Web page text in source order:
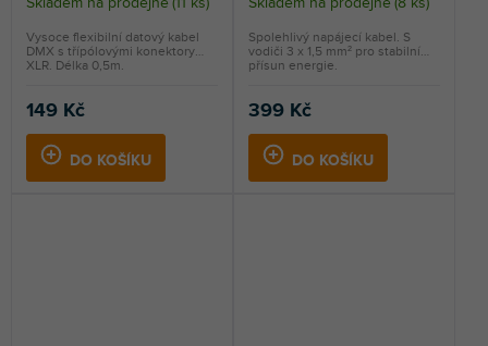
149 Kč
DO KOŠÍKU
Vysoce flexibilní datový kabel
DMX s třípólovými konektory
XLR. Délka 0,5m.
399 Kč
DO KOŠÍKU
Spolehlivý napájecí kabel. S
vodiči 3 x 1,5 mm² pro stabilní
přísun energie.